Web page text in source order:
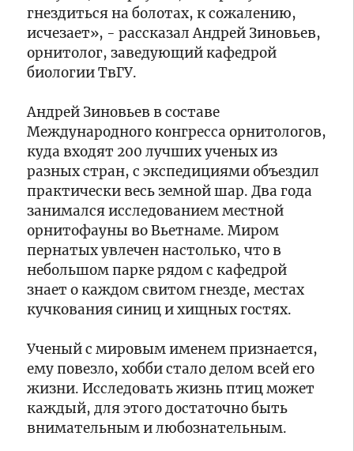
культурные
и
спортивные
мероприятия
рассказала
сотрудникам
кадровой
службы
УФСИН
по
Тверской
области
о
предстоящих
выборах
Лесном
заповеднике
Тверской
области
ученые
потоки
парниковых
газов
В
Центрально-
заповеднике
обнаружили
гриб
из
Красной
книги
14:51
Во
Введенской
церкви
Новоторжского
Борисоглебского
монастыря
завершился
очередной
этап
восстановительных
работ
14:45
В
храме
Троицы
Живоначальной
на
тверском
Оршина
монастыря
отметили
престольный
праздник
14:20
Избирательная
Тверской
области
вручила
Владимиру
Васильеву
удостоверение
14:05
«Верхневолжское
АТП»
расширило
гнездиться на болотах, к сожалению,
исчезает», - рассказал Андрей Зиновьев,
орнитолог, заведующий кафедрой
биологии ТвГУ.
Андрей Зиновьев в составе
Международного конгресса орнитологов,
куда входят 200 лучших ученых из
разных стран, с экспедициями объездил
практически весь земной шар. Два года
занимался исследованием местной
орнитофауны во Вьетнаме. Миром
пернатых увлечен настолько, что в
небольшом парке рядом с кафедрой
знает о каждом свитом гнезде, местах
кучкования синиц и хищных гостях.
Ученый с мировым именем признается,
ему повезло, хобби стало делом всей его
жизни. Исследовать жизнь птиц может
каждый, для этого достаточно быть
внимательным и любознательным.